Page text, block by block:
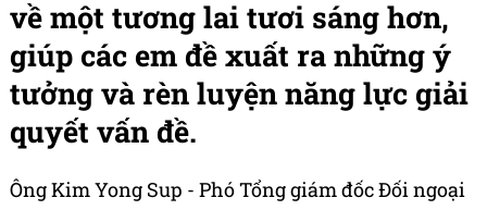
về một tương lai tươi sáng hơn,
giúp các em đề xuất ra những ý
tưởng và rèn luyện năng lực giải
quyết vấn đề.
Ông Kim Yong Sup - Phó Tổng giám đốc Đối ngoại